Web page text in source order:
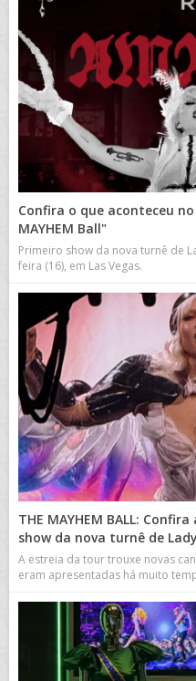
Confira o que aconteceu
MAYHEM Ball"
Primeiro show da nova turnê de
feira (16), em Las Vegas.
THE MAYHEM BALL:
show da nova turnê de
A estreia da tour trouxe novas
eram apresentadas há muito